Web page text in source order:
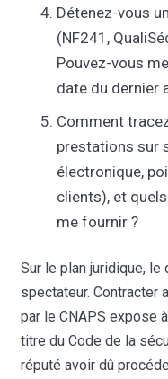
Détenez-vous
(NF241,
Pouvez-vous
date du dernier
Comment
prestations sur
électronique,
clients), et
me fournir ?
Sur le plan juridique, le
spectateur. Contracter
par le CNAPS expose
titre du Code de la
réputé avoir dû